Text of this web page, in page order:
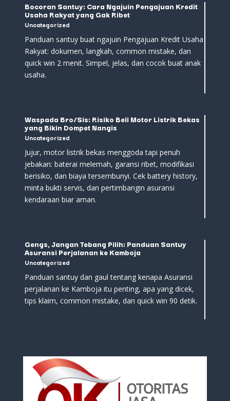
Bocoran Santuy: Cara Ngajuin Pengajuan Kredit
Usaha Rakyat yang Gak Ribet
Uncategorized
Panduan santuy buat ngajuin Pengajuan Kredit Usaha
Rakyat: dokumen, langkah, common mistake, dan
quick win 2 menit. Simpel, jelas, dan cocok buat anak
usaha.
Waspada Bro/Sis: Risiko Beli Motor Listrik Bekas
yang Bikin Dompet Nangis
Uncategorized
Jujur, motor listrik bekas menggoda tapi penuh
jebakan: baterai melemah, garansi ribet, modifikasi
berisiko, dan biaya tersembunyi. Cek battery history,
minta bukti servis, dan pertimbangin asuransi
kendaraan biar aman.
Gengs, Jangan Tebang Pilih: Panduan Santuy
Asuransi Perjalanan ke Kamboja
Uncategorized
Panduan santuy dan gaul tentang kenapa Asuransi
perjalanan ke Kamboja itu penting, apa yang dicek,
tips klaim, common mistake, dan quick win 90 detik.